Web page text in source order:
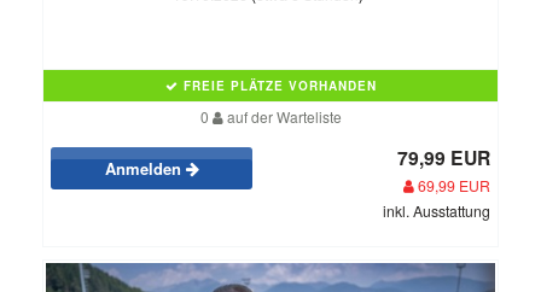
FREIE PLÄTZE VORHANDEN
0 auf der Warteliste
Anmelden 79,99 EUR
69,99 EUR
inkl. Ausstattung